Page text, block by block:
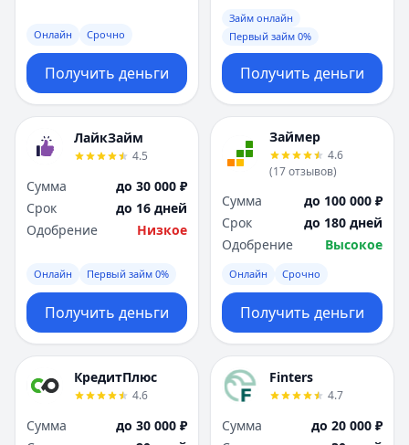
Онлайн Срочно
Получить деньги
Займ онлайн
Первый займ 0%
Получить деньги
ЛайкЗайм
4.5
Сумма
до 30 000 ₽
Срок
до 16 дней
Одобрение
Низкое
Онлайн Первый займ 0%
Получить деньги
Займер
4.6
(17отзывов)
Сумма
до 100 000 ₽
Срок
до 180 дней
Одобрение
Высокое
Онлайн Срочно
Получить деньги
КредитПлюс
4.6
Сумма
до 30 000 ₽
Finters
4.7
Сумма
до 20 000 ₽